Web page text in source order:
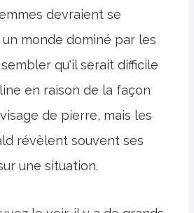
devraient se
monde dominé par les
qu'il serait difficile
en raison de la façon
de pierre, mais les
révèlent souvent ses
une situation.